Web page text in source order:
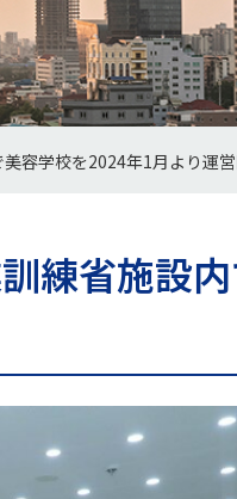
容学校を2024年1月より運
練省施設